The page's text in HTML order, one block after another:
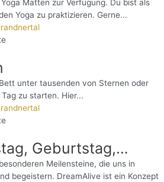
Matten zur Verfügung. Du bist als
Yoga zu praktizieren. Gerne...
unter tausenden von Sternen oder
zu starten. Hier...
Geburtstag,…
Meilensteine, die uns in
begeistern. DreamAlive ist ein Konzept